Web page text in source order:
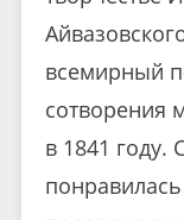
всемирный
сотворения
в 1841 году.